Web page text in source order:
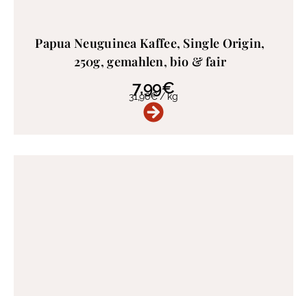
Papua Neuguinea Kaffee, Single Origin,
250g, gemahlen, bio & fair
7,99€
31,96€/kg